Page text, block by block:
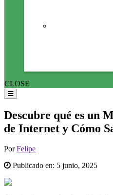
CLOSE
Descubre qué es un
de Internet y Cómo
PorFelipe
Publicado en: 5 junio, 2025